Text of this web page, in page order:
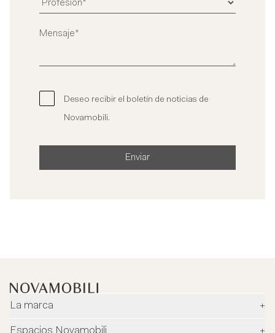
Deseo recibir el boletín de noticias de
Novamobili.
Enviar
La marca
+
Empresa
Espacios Novamobili